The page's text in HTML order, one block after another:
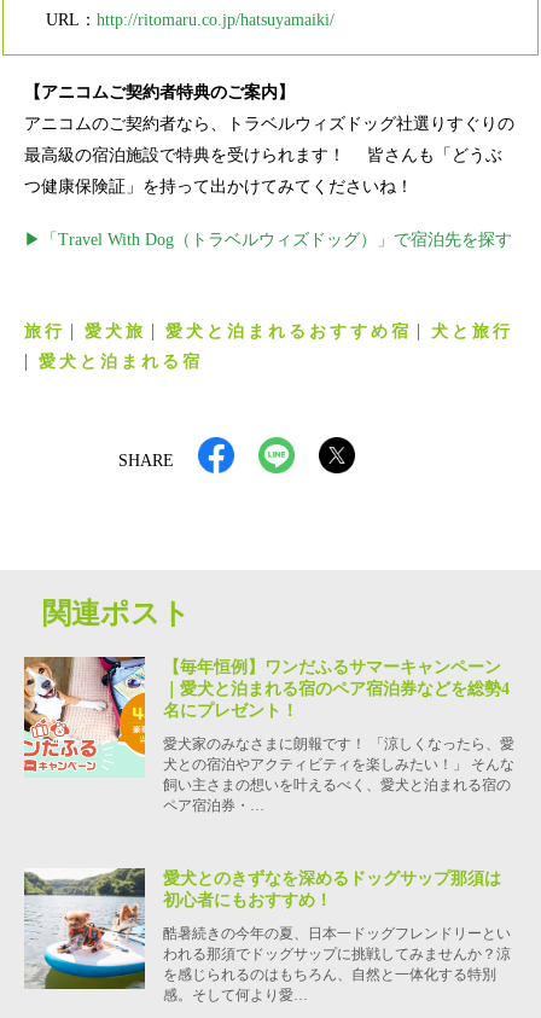
URL： http://ritomaru.co.jp/hatsuyamaiki/
【アニコムご契約者特典のご案内】
アニコムのご契約者なら、トラベルウィズドッグ社選りすぐりの
最高級の宿泊施設で特典を受けられます！ 皆さんも「どうぶ
つ健康保険証」を持って出かけてみてくださいね！
▶「Travel With Dog（トラベルウィズドッグ）」で宿泊先を探す
旅行 愛犬旅 愛犬と泊まれるおすすめ宿
犬と旅行
愛犬と泊まれる宿
SHARE
関連ポスト
【毎年恒例】ワンだふるサマーキャンペーン
｜愛犬と泊まれる宿のペア宿泊券などを総勢4
名にプレゼント！
愛犬家のみなさまに朗報です！ 「涼しくなったら、愛
犬との宿泊やアクティビティを楽しみたい！」 そんな
飼い主さまの想いを叶えるべく、愛犬と泊まれる宿の
ペア宿泊券・…
愛犬とのきずなを深めるドッグサップ那須は
初心者にもおすすめ！
酷暑続きの今年の夏、日本一ドッグフレンドリーとい
われる那須でドッグサップに挑戦してみませんか？涼
を感じられるのはもちろん、自然と一体化する特別
感。そして何より愛…